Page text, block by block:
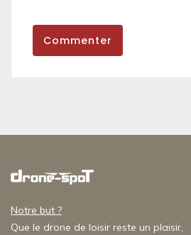
Commenter
Notre but ?
Que le drone de loisir reste un plaisir,